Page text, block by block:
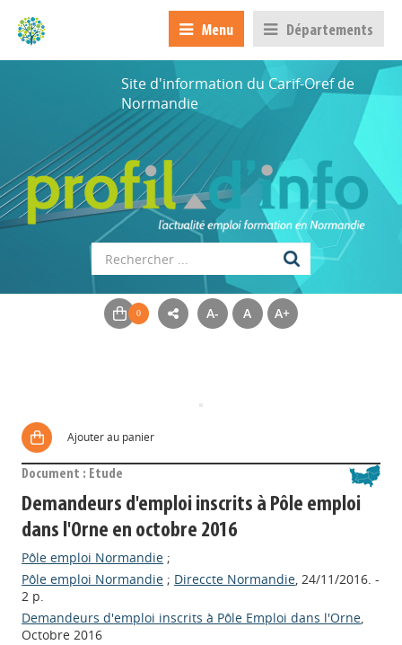
Menu Départements
Site d'information du Carif-Oref de
Normandie
A- A A+
Ajouter au panier
Document : Etude
Demandeurs d'emploi inscrits à Pôle emploi
dans l'Orne en octobre 2016
Pôle emploi Normandie ;
Pôle emploi Normandie ; Direccte Normandie, 24/11/2016. -
2 p.
Demandeurs d'emploi inscrits à Pôle Emploi dans l'Orne,
Octobre 2016